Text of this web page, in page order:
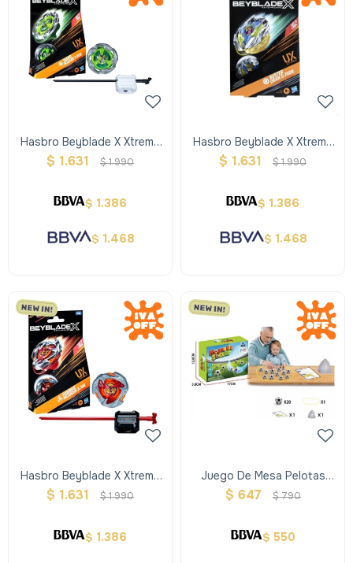
Hasbro Beyblade X Xtreme
Trompo + Lanzador - Verde
$ 1.631 $1.990
$ 1.386
$ 1.468
Hasbro Beyblade X Xtreme
Trompo + Lanzador -
$ 1.631 $1.990
$ 1.386
$ 1.468
Hasbro Beyblade X Xtreme
Trompo + Lanzador - Rojo
$ 1.631 $1.990
$ 1.386
Juego De Mesa Pelotas
Imantadas
$ 647 $790
$ 550